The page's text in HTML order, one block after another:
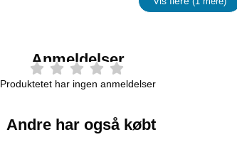
Anmeldelser
Produktetet har ingen anmeldelser
Andre har også købt